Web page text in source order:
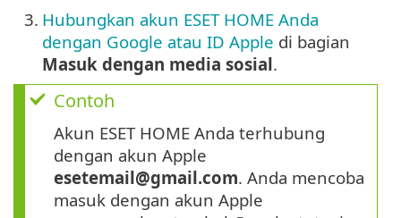
3. Hubungkan akun ESET HOME Anda
dengan Google atau ID Apple di bagian
Masuk dengan media sosial.
Contoh
Akun ESET HOME Anda terhubung
dengan akun Apple
esetemail@gmail.com. Anda mencoba
masuk dengan akun Apple